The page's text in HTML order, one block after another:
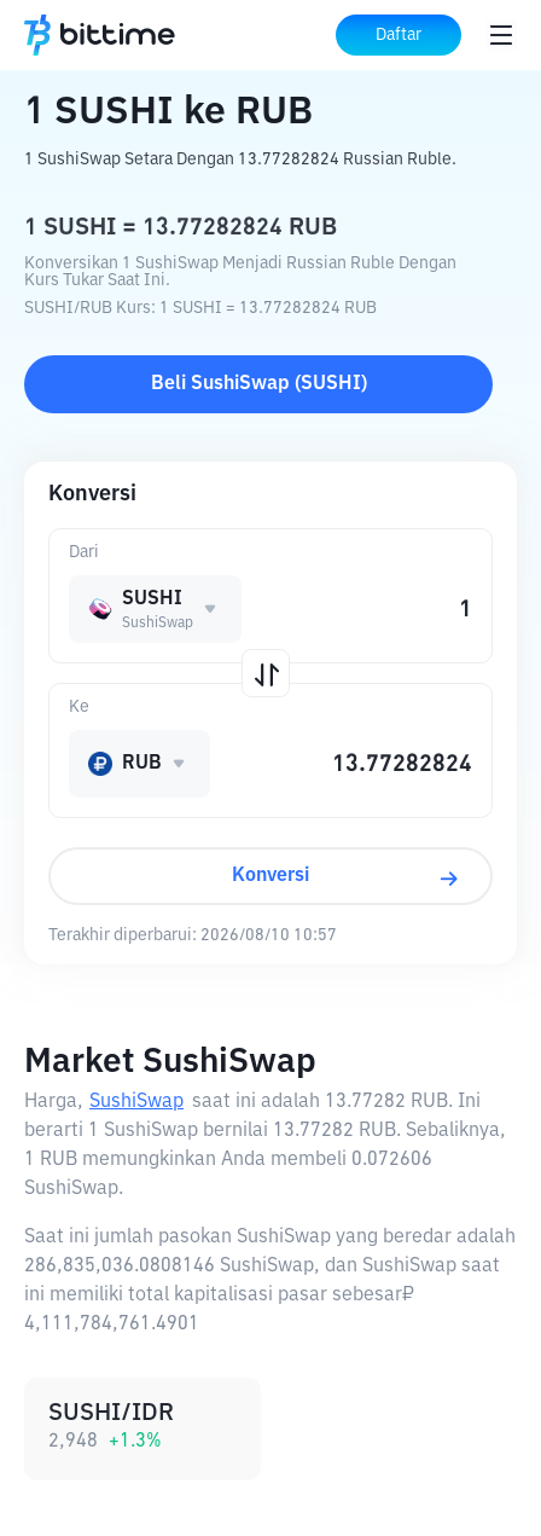
Daftar
Beranda Konverter Kripto SUSHI RUB
1 SUSHI ke RUB
1 SushiSwap Setara Dengan 13.77282824 Russian Ruble.
1 SUSHI = 13.77282824 RUB
Konversikan 1 SushiSwap Menjadi Russian Ruble Dengan
Kurs Tukar Saat Ini.
SUSHI/RUB Kurs: 1 SUSHI = 13.77282824 RUB
Beli SushiSwap (SUSHI)
Konversi
Dari
SUSHI
SushiSwap
Ke
RUB
Konversi
Terakhir diperbarui: 2026/08/10 10:57
Market SushiSwap
Harga, SushiSwap saat ini adalah 13.77282 RUB. Ini
berarti 1 SushiSwap bernilai 13.77282 RUB. Sebaliknya,
1 RUB memungkinkan Anda membeli 0.072606
SushiSwap.
Saat ini jumlah pasokan SushiSwap yang beredar adalah
286,835,036.0808146 SushiSwap, dan SushiSwap saat
ini memiliki total kapitalisasi pasar sebesar₽
4,111,784,761.4901
SUSHI/IDR
2,948 +1.3%